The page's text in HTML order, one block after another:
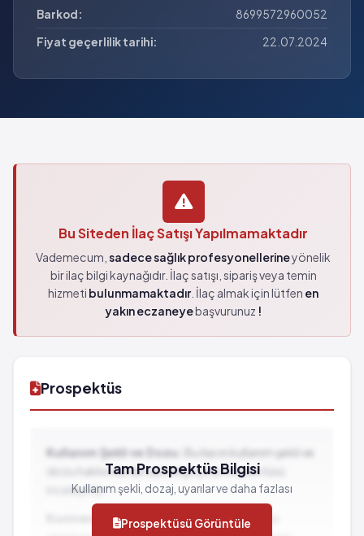
Barkod:
8699572960052
Fiyat geçerlilik tarihi:
22.07.2024
Bu Siteden İlaç Satışı Yapılmamaktadır
Vademecum, sadece sağlık profesyonellerineyönelik
bir ilaç bilgi kaynağıdır. İlaç satışı, sipariş veya temin
hizmeti bulunmamaktadır. İlaç almak için lütfen en
yakın eczaneyebaşvurunuz !
Prospektüs
Kullanım Şekli ve Dozu:
Bu ilacın kullanım şekli ve
dozu hakkında detaylı bilgi için prospektüsü
inceleyiniz.
Kontrendikasyonlar:İlacın kullanılmaması
Tam Prospektüs Bilgisi
Kullanım şekli, dozaj, uyarılar ve daha fazlası
Prospektüsü Görüntüle